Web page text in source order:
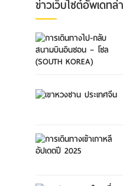
ข่าวเว็บไซต์อัพเดทล่